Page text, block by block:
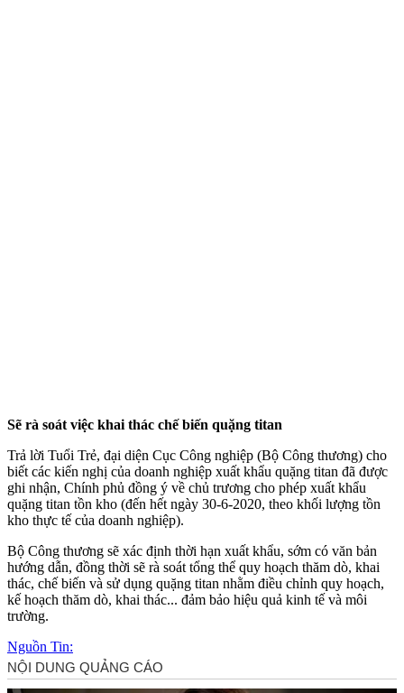
Sẽ rà soát việc khai thác chế biến quặng titan
Trả lời Tuổi Trẻ, đại diện Cục Công nghiệp (Bộ Công thương) cho
biết các kiến nghị của doanh nghiệp xuất khẩu quặng titan đã được
ghi nhận, Chính phủ đồng ý về chủ trương cho phép xuất khẩu
quặng titan tồn kho (đến hết ngày 30-6-2020, theo khối lượng tồn
kho thực tế của doanh nghiệp).
Bộ Công thương sẽ xác định thời hạn xuất khẩu, sớm có văn bản
hướng dẫn, đồng thời sẽ rà soát tổng thể quy hoạch thăm dò, khai
thác, chế biến và sử dụng quặng titan nhằm điều chỉnh quy hoạch,
kế hoạch thăm dò, khai thác... đảm bảo hiệu quả kinh tế và môi
trường.
Nguồn Tin: